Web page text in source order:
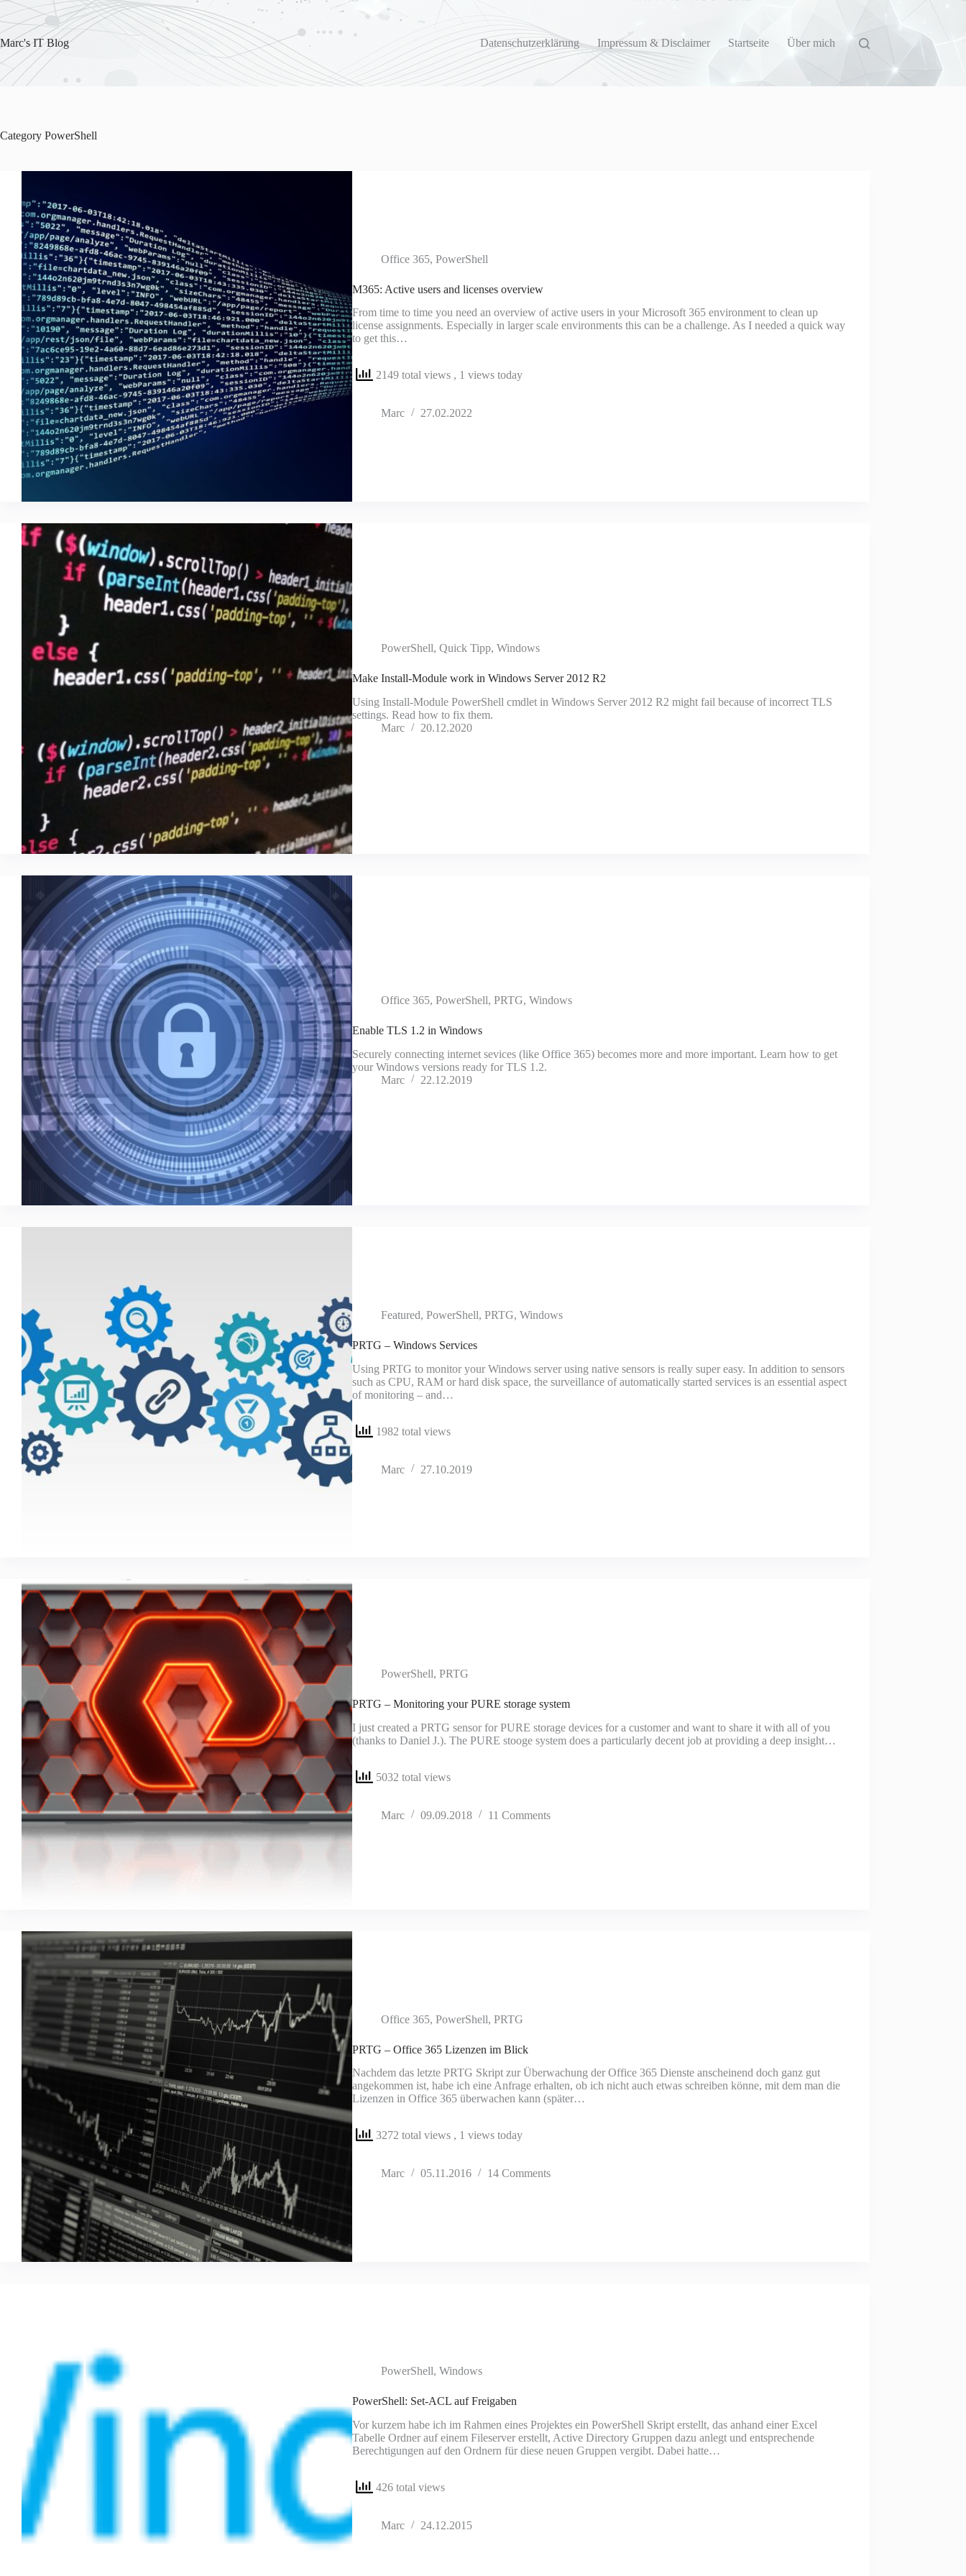
Skip
to
content
Marc's IT Blog
Datenschutzerklärung Impressum & Disclaimer Startseite Über mich
Category PowerShell
Office 365, PowerShell
M365: Active users and licenses overview
From time to time you need an overview of active users in your Microsoft 365 environment to clean up
license assignments. Especially in larger scale environments this can be a challenge. As I needed a quick way
to get this…
2149 total views , 1 views today
Marc 27.02.2022
PowerShell, Quick Tipp, Windows
Make Install-Module work in Windows Server 2012 R2
Using Install-Module PowerShell cmdlet in Windows Server 2012 R2 might fail because of incorrect TLS
settings. Read how to fix them.
Marc
20.12.2020
Office 365, PowerShell, PRTG, Windows
Enable TLS 1.2 in Windows
Securely connecting internet sevices (like Office 365) becomes more and more important. Learn how to get
your Windows versions ready for TLS 1.2.
Marc
22.12.2019
Featured, PowerShell, PRTG, Windows
PRTG – Windows Services
Using PRTG to monitor your Windows server using native sensors is really super easy. In addition to sensors
such as CPU, RAM or hard disk space, the surveillance of automatically started services is an essential aspect
of monitoring – and…
1982 total views
Marc 27.10.2019
PowerShell, PRTG
PRTG – Monitoring your PURE storage system
I just created a PRTG sensor for PURE storage devices for a customer and want to share it with all of you
(thanks to Daniel J.). The PURE stooge system does a particularly decent job at providing a deep insight…
5032 total views
Marc 09.09.2018 11 Comments
Office 365, PowerShell, PRTG
PRTG – Office 365 Lizenzen im Blick
Nachdem das letzte PRTG Skript zur Überwachung der Office 365 Dienste anscheinend doch ganz gut
angekommen ist, habe ich eine Anfrage erhalten, ob ich nicht auch etwas schreiben könne, mit dem man die
Lizenzen in Office 365 überwachen kann (später…
3272 total views , 1 views today
Marc 05.11.2016 14 Comments
PowerShell, Windows
PowerShell: Set-ACL auf Freigaben
Vor kurzem habe ich im Rahmen eines Projektes ein PowerShell Skript erstellt, das anhand einer Excel
Tabelle Ordner auf einem Fileserver erstellt, Active Directory Gruppen dazu anlegt und entsprechende
Berechtigungen auf den Ordnern für diese neuen Gruppen vergibt. Dabei hatte…
426 total views
Marc 24.12.2015